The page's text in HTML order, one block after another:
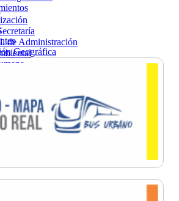
de Administración
Social